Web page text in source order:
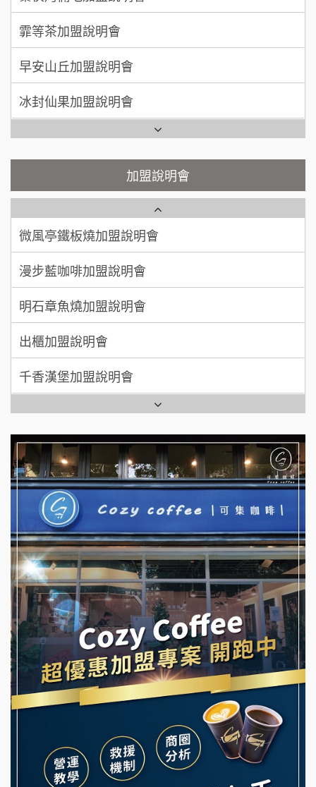
加盟預算
何 先生/小姐
加盟預算
呂 先生/小姐
加盟預算 200萬~400萬
顏 先生/小姐 台北市
廖 先生/小姐 高雄市
加盟預算
早安山丘加盟說明會
冰封仙果加盟說明會
Ramble Café 漫步藍咖啡加盟說明會
微風亭鐵板燒加盟說明會
【曉妍美妝】誠徵行政櫃檯
自助洗衣店誠徵代洗收送人員(台中市)
MUSHEN徵SPA美容芳療師
日十。早午食加盟說明會
拾鑶火鍋加盟說明會
全家加盟說明會
台灣G湯加盟說明會
彭富貴加盟說明會
NU PASTA義大利麵加盟說明會
潮鍋癮加盟說明會
蓁伙烤倆吃加盟說明會
霏等茶加盟說明會
早安山丘加盟說明會
冰封仙果加盟說明會
Ramble Café 漫步藍咖啡加盟說明會
微風亭鐵板燒加盟說明會
鮮茶道加盟說明會
加盟說明會
手作功夫茶加盟說明會
SHARE TEA歇腳亭加盟說明會
潮味決-湯滷專門店加盟說明會
鮮茶道加盟說明會
微風亭鐵板燒加盟說明會
漫步藍咖啡加盟說明會
明石章魚燒加盟說明會
出櫃加盟說明會
千香漢堡加盟說明會
七盞茶加盟說明會
拉亞漢堡加盟說明會
杜芳子古味茶鋪加盟說明會
優握握×酸奶大獅加盟說明會
冬城門加盟說明會
拾鑶火鍋加盟說明會
阿性情趣無人販售所加盟明會
龍涎居好湯加盟說明會
舒油頭加盟說明會
韓金量加盟說明會
Mr.Wish加盟說明會